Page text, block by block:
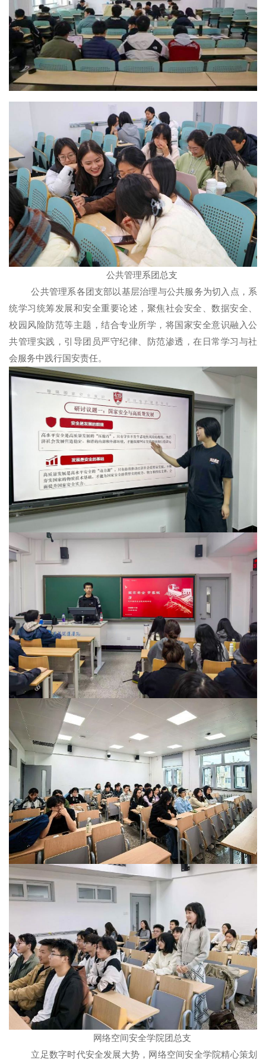
公共管理系团总支
公共管理系各团支部以基层治理与公共服务为切入点，系
统学习统筹发展和安全重要论述，聚焦社会安全、数据安全、
校园风险防范等主题，结合专业所学，将国家安全意识融入公
共管理实践，引导团员严守纪律、防范渗透，在日常学习与社
会服务中践行国安责任。
网络空间安全学院团总支
立足数字时代安全发展大势，网络空间安全学院精心策划